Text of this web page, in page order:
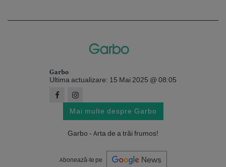
Garbo
Ultima actualizare: 15 Mai 2025 @ 08:05
Mai multe despre Garbo
Garbo - Arta de a trăi frumos!
Abonează-te pe